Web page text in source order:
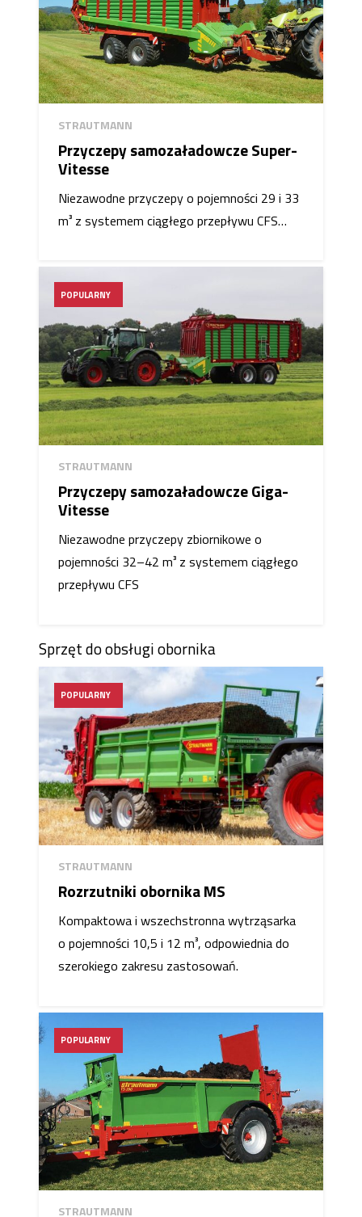
STRAUTMANN
Przyczepy samozaładowcze Super-
Vitesse
Niezawodne przyczepy o pojemności 29 i 33
m³ z systemem ciągłego przepływu CFS…
POPULARNY
STRAUTMANN
Przyczepy samozaładowcze Giga-
Vitesse
Niezawodne przyczepy zbiornikowe o
pojemności 32–42 m³ z systemem ciągłego
przepływu CFS
Sprzęt do obsługi obornika
POPULARNY
STRAUTMANN
Rozrzutniki obornika MS
Kompaktowa i wszechstronna wytrząsarka
o pojemności 10,5 i 12 m³, odpowiednia do
szerokiego zakresu zastosowań.
POPULARNY
STRAUTMANN